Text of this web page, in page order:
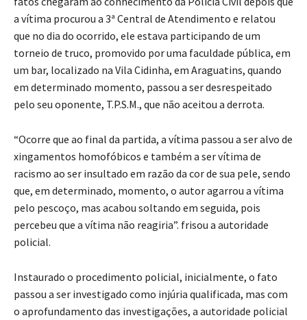
a vítima procurou a 3ª Central de Atendimento e relatou
que no dia do ocorrido, ele estava participando de um
torneio de truco, promovido por uma faculdade pública, em
um bar, localizado na Vila Cidinha, em Araguatins, quando
em determinado momento, passou a ser desrespeitado
pelo seu oponente, T.P.S.M., que não aceitou a derrota.
“Ocorre que ao final da partida, a vítima passou a ser alvo de
xingamentos homofóbicos e também a ser vítima de
racismo ao ser insultado em razão da cor de sua pele, sendo
que, em determinado, momento, o autor agarrou a vítima
pelo pescoço, mas acabou soltando em seguida, pois
percebeu que a vítima não reagiria”. frisou a autoridade
policial.
Instaurado o procedimento policial, inicialmente, o fato
passou a ser investigado como injúria qualificada, mas com
o aprofundamento das investigações, a autoridade policial